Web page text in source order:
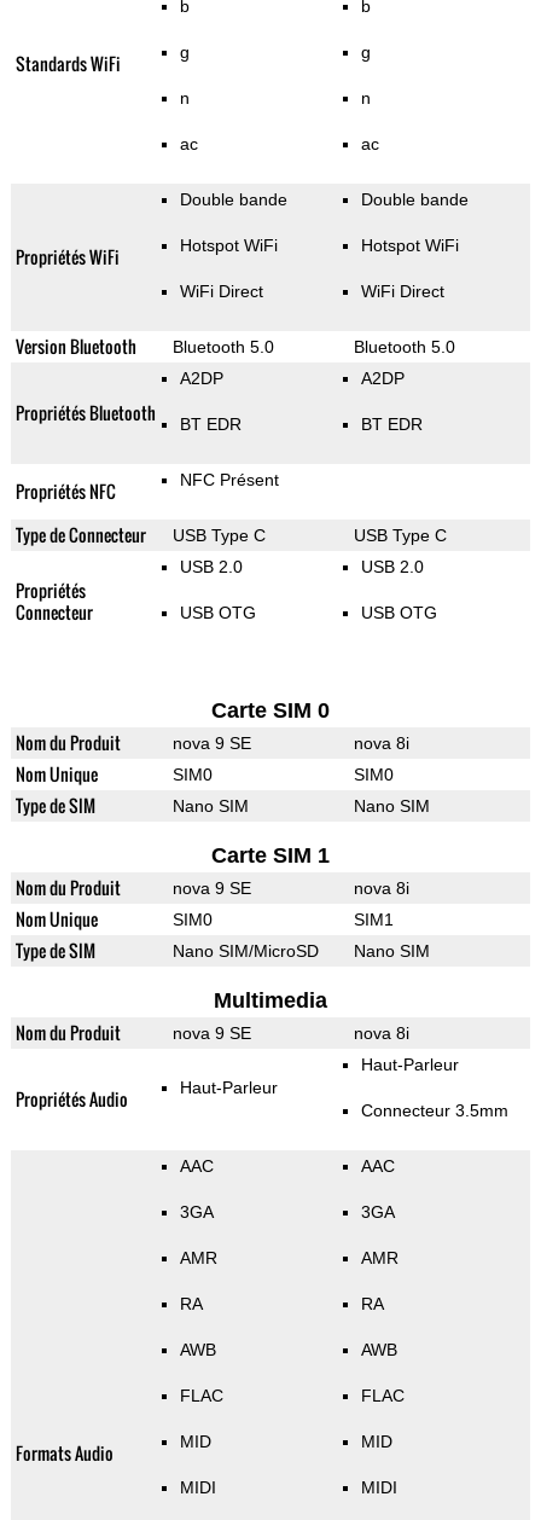
Standards WiFi
b
g
n
ac
b
g
n
ac
Propriétés WiFi
Double bande
Hotspot WiFi
WiFi Direct
Double bande
Hotspot WiFi
WiFi Direct
Version Bluetooth Bluetooth 5.0 Bluetooth 5.0
Propriétés Bluetooth
A2DP
BT EDR
A2DP
BT EDR
Propriétés NFC NFC Présent
Type de Connecteur USB Type C USB Type C
Propriétés
Connecteur
USB 2.0
USB OTG
USB 2.0
USB OTG
Carte SIM 0
Nom du Produit nova 9 SE nova 8i
Nom Unique SIM0 SIM0
Type de SIM Nano SIM Nano SIM
Carte SIM 1
Nom du Produit nova 9 SE nova 8i
Nom Unique SIM0 SIM1
Type de SIM Nano SIM/MicroSD Nano SIM
Multimedia
Nom du Produit nova 9 SE nova 8i
Propriétés Audio Haut-Parleur
Haut-Parleur
Connecteur 3.5mm
Formats Audio
AAC
3GA
AMR
RA
AWB
FLAC
MID
MIDI
AAC
3GA
AMR
RA
AWB
FLAC
MID
MIDI